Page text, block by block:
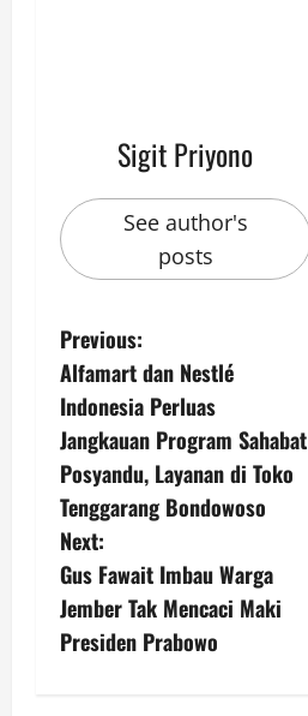
Sigit Priyono
See author's
posts
P
o
s
t
n
a
v
Previous:
Alfamart dan Nestlé
Indonesia Perluas
Jangkauan Program Sahabat
Posyandu, Layanan di Toko
Tenggarang Bondowoso
Next:
Gus Fawait Imbau Warga
Jember Tak Mencaci Maki
Presiden Prabowo